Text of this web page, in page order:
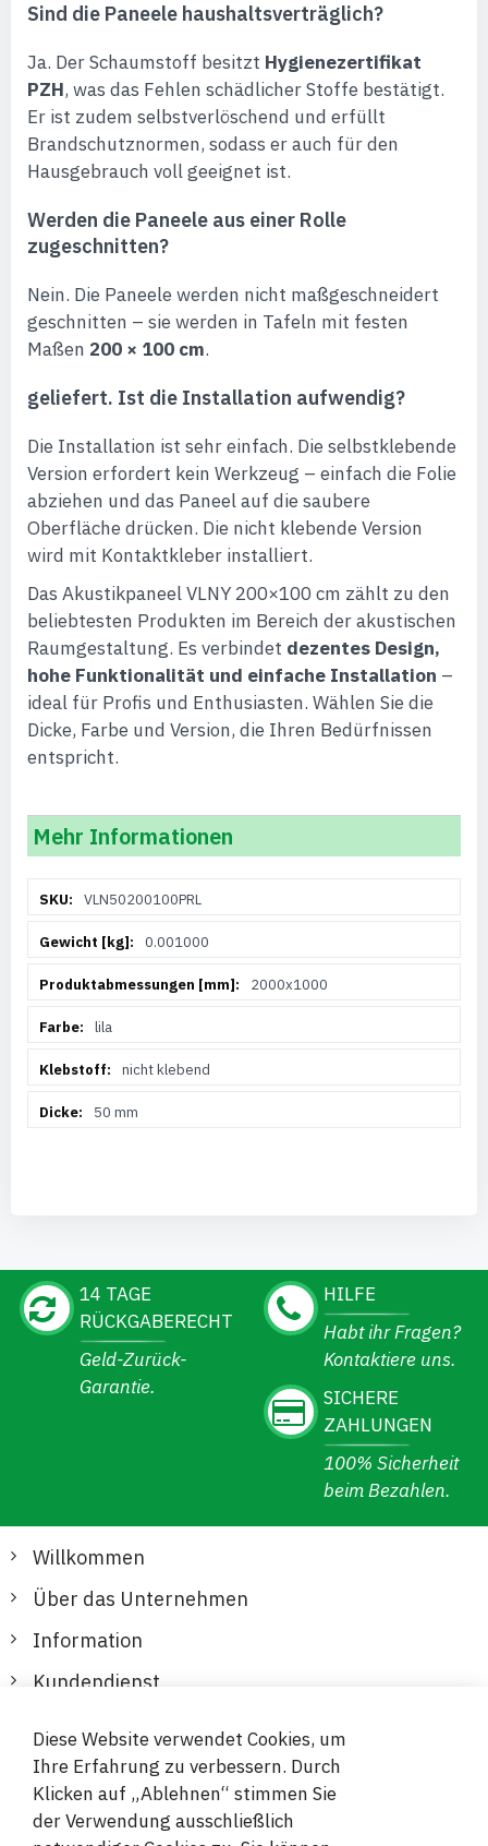
Sind die Paneele haushaltsverträglich?
Ja. Der Schaumstoff besitzt Hygienezertifikat
PZH, was das Fehlen schädlicher Stoffe bestätigt.
Er ist zudem selbstverlöschend und erfüllt
Brandschutznormen, sodass er auch für den
Hausgebrauch voll geeignet ist.
Werden die Paneele aus einer Rolle
zugeschnitten?
Nein. Die Paneele werden nicht maßgeschneidert
geschnitten – sie werden in Tafeln mit festen
Maßen 200 × 100 cm.
geliefert. Ist die Installation aufwendig?
Die Installation ist sehr einfach. Die selbstklebende
Version erfordert kein Werkzeug – einfach die Folie
abziehen und das Paneel auf die saubere
Oberfläche drücken. Die nicht klebende Version
wird mit Kontaktkleber installiert.
Das Akustikpaneel VLNY 200×100 cm zählt zu den
beliebtesten Produkten im Bereich der akustischen
Raumgestaltung. Es verbindet dezentes Design,
hohe Funktionalität und einfache Installation –
ideal für Profis und Enthusiasten. Wählen Sie die
Dicke, Farbe und Version, die Ihren Bedürfnissen
entspricht.
Mehr Informationen
InformationenVLN50200100PRL
0.001000
2000x1000
lila
nicht klebend
50 mm
14 TAGE
RÜCKGABERECHT
Geld-Zurück-
Garantie.
HILFE
Habt ihr Fragen?
Kontaktiere uns.
SICHERE
ZAHLUNGEN
100% Sicherheit
beim Bezahlen.
Willkommen
Über das Unternehmen
Information
Kundendienst
Sichere und bequeme Zahlungen
Diese Website verwendet Cookies, um
Ihre Erfahrung zu verbessern. Durch
Klicken auf „Ablehnen“ stimmen Sie
der Verwendung ausschließlich